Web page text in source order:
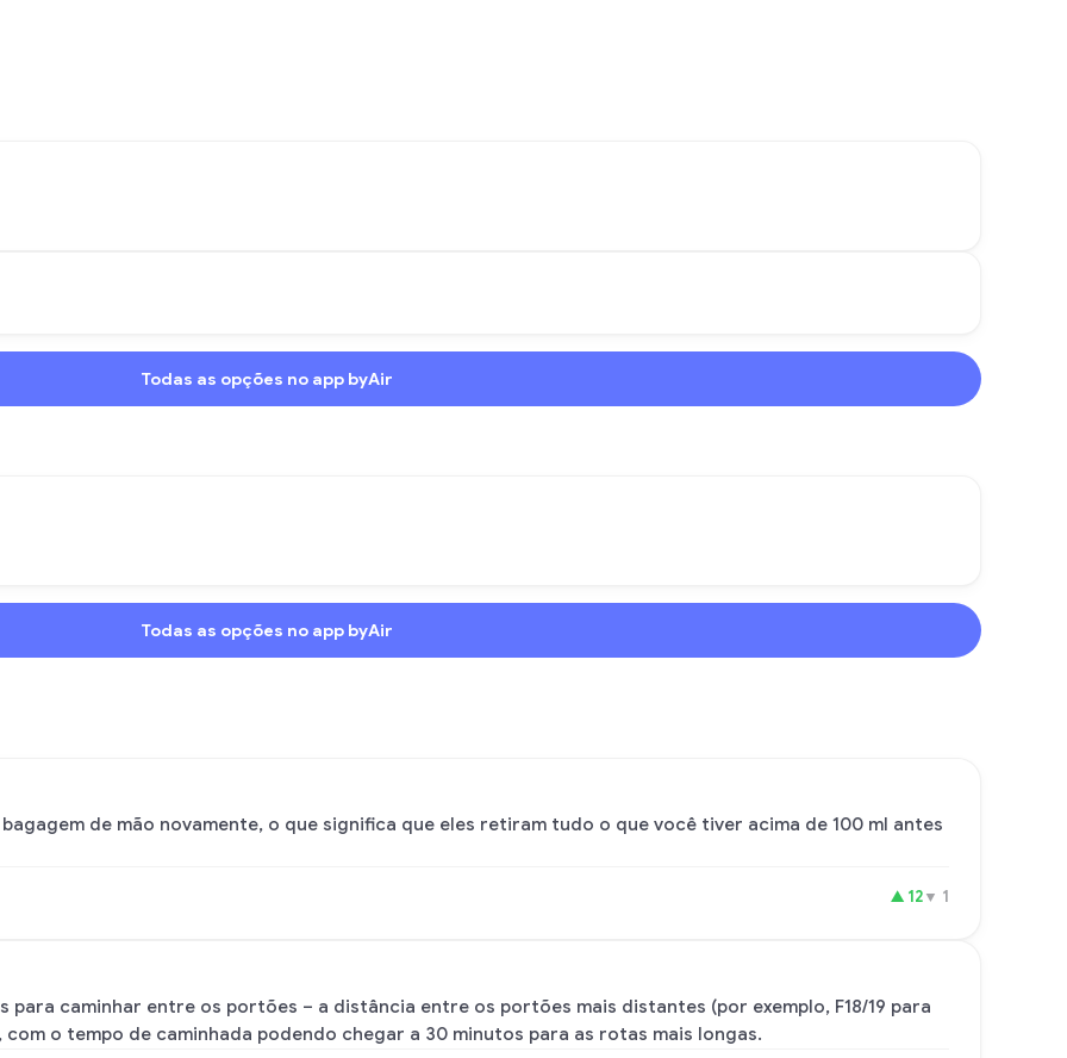
Todas as opções no app byAir
Todas as opções no app byAir
de mão novamente, o que significa que eles retiram tudo o que você tiver acima de 100 ml antes
▲ 12▼ 1
para caminhar entre os portões – a distância entre os portões mais distantes (por exemplo, F18/19 para
com o tempo de caminhada podendo chegar a 30 minutos para as rotas mais longas.